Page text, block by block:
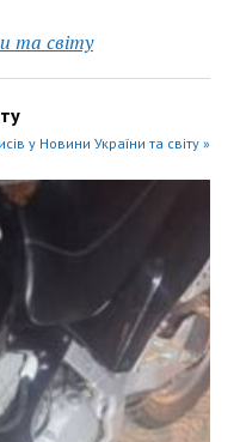
та світу
у Новини України та світу »